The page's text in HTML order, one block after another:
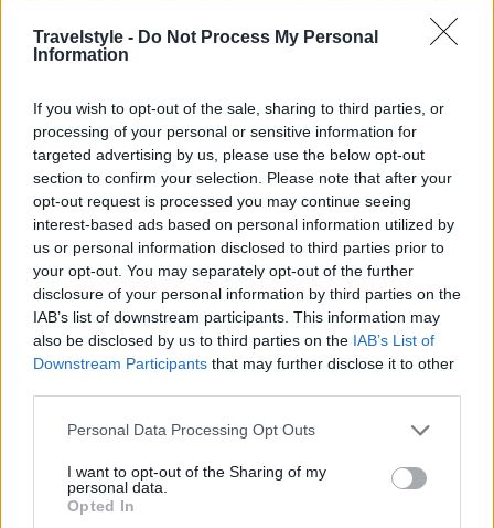
Travelstyle - Do Not Process My Personal
Information
If you wish to opt-out of the sale, sharing to third parties, or
processing of your personal or sensitive information for
targeted advertising by us, please use the below opt-out
section to confirm your selection. Please note that after your
opt-out request is processed you may continue seeing
interest-based ads based on personal information utilized by
us or personal information disclosed to third parties prior to
your opt-out. You may separately opt-out of the further
disclosure of your personal information by third parties on the
IAB’s list of downstream participants. This information may
also be disclosed by us to third parties on the IAB’s List of
Downstream Participants that may further disclose it to other
Please note that this website/app uses one or more Google
not limited to your visit or usage behaviour. You may click to
grant or deny consent to Google and its third-party tags to
use your data for below specified purposes in below Google
Personal Data Processing Opt Outs
I want to opt-out of the Sharing of my
personal data.
Opted In
καρτποσταλική θέα και ειδυλλιακή ατμόσφαιρα, σας
μεταφέρουν απευθείας σε ένα κλίμα ανέμελης
Εδώ οι υπερπολυτελείς εγκαταστάσεις και οι
premium υπηρεσίες συνενώνονται με τη μοναδική
θέα στο Αιγαίο για να δημιουργήσουν ένα αληθινά
ιδιαίτερο ξενοδοχείο. Στο μεσογειακό εστιατόριο
KOAN Cusine, τα δύο bars και το κελάρι θα
απολαύσετε τη μαγεία του ελληνικού καλοκαιριού,
τα πολυτελή δωμάτια και οι σουίτες θα σας κάνουν
να νιώσετε σαν στο σπίτι σας, ενώ το ατμοσφαιρικό
Kocoon spa θα σας προσφέρει μια μοναδική
εμπειρία ευεξίας.